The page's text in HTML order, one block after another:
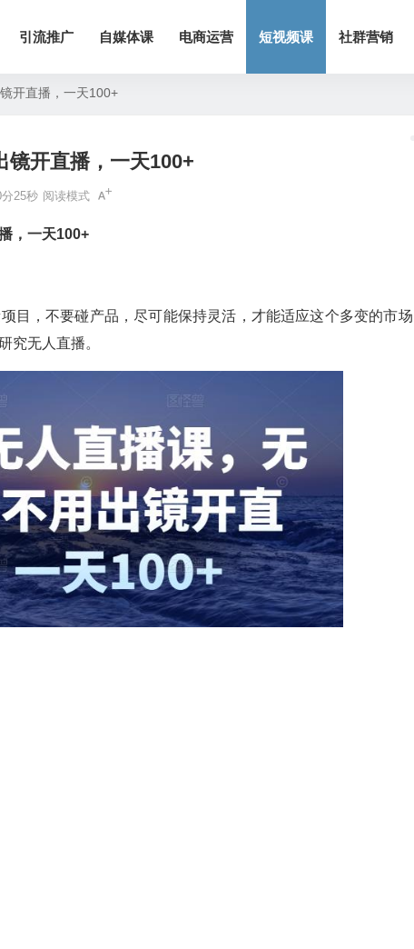
引流推广 自媒体课 电商运营 短视频课 社群营销
开直播，一天100+
镜开直播，一天100+
25秒 阅读模式
，一天100+
目，不要碰产品，尽可能保持灵活，才能适应这个多变的市
究无人直播。